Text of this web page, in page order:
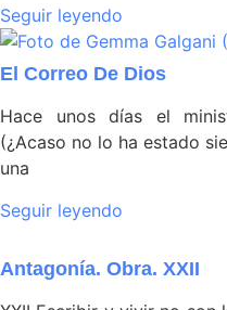
Seguir leyendo
El Correo De Dios
Hace unos días el
(¿Acaso no lo ha estado
una
Seguir leyendo
Antagonía. Obra. XXII